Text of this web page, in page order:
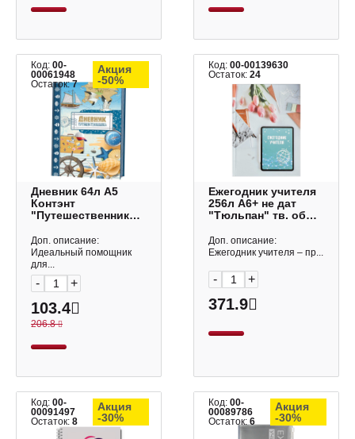
Код: 00-
00061948
Остаток:7
Акция
-50%
Дневник 64л А5
Контэнт
"Путешественника.
9785919067658
Доп. описание:
Идеальный помощник
для...
- +
103.4
206.8
Код:00-00139630
Остаток:24
Ежегодник учителя
256л А6+ не дат
"Тюльпан" тв. обл.,
65089 Феникс+
Доп. описание:
Ежегодник учителя – пр...
- +
371.9
Код: 00-
00091497
Остаток: 8
Акция
-30%
Код:00-
00089786
Остаток:6
Акция
-30%